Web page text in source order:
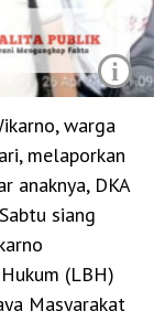
i
warga
melaporkan
anaknya, DKA
siang
(LBH)
Masyarakat